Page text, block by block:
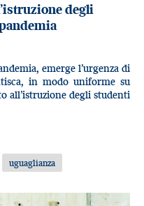
degli
emerge l’urgenza di
in modo uniforme su
degli studenti
uguaglianza